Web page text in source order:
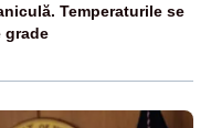
Temperaturile se
grade